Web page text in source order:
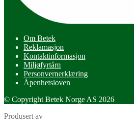
Om Betek
Reklamasjon
Kontaktinformasjon
Miljøfyrtårn
Personvernerklæring
Åpenhetsloven
© Copyright Betek Norge AS 2026
Produsert av